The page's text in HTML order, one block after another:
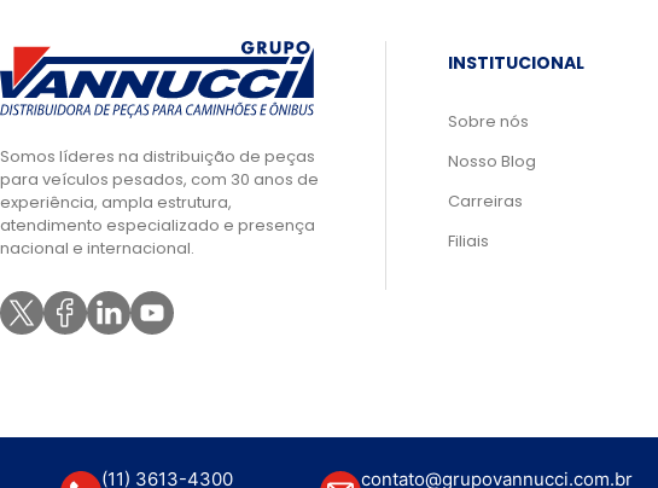
Somos líderes na distribuição de peças
para veículos pesados, com 30 anos de
experiência, ampla estrutura,
atendimento especializado e presença
nacional e internacional.
INSTITUCIONAL
Sobre nós
Nosso Blog
Carreiras
Filiais
(11) 3613-4300 contato@grupovannucci.com.br